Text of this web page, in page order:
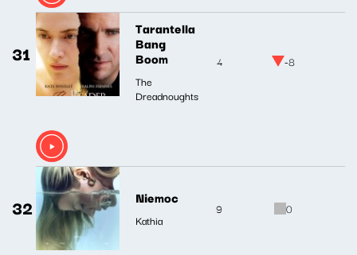
31
Tarantella
Bang
Boom
The
Dreadnoughts
4 -8
32 Niemoc
Kathia
9 0